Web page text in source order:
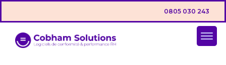
0805 030 243